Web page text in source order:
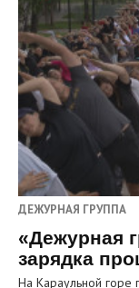
ДЕЖУРНАЯ ГРУППА
«Дежурная
зарядка
На Караульной горе